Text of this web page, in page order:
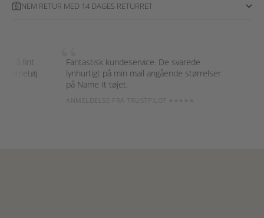
NEM RETUR MED 14 DAGES RETURRET
Fantastisk kundeservice. De svarede
lynhurtigt på min mail angående størrelser
på Name It tøjet.
ANMELDELSE FRA TRUSTPILOT ⭐⭐⭐⭐⭐